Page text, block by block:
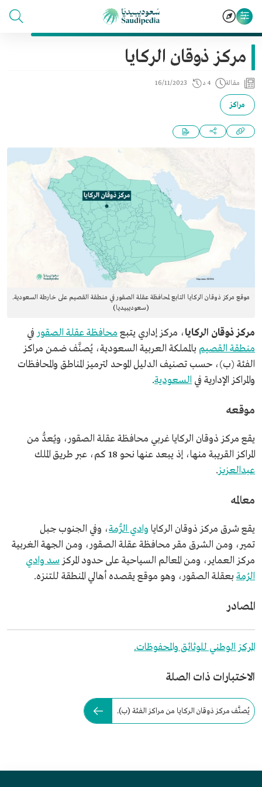
مركز ذوقان الركايا
مقالة 4 د 16/11/2023
مراكز
موقع مركز ذوقان الركايا التابع لمحافظة عقلة الصقور في منطقة القصيم على خارطة السعودية.
(سعوديبيديا)
مركز ذوقان الركايا، مركز إداري يتبع محافظة عقلة الصقور في
منطقة القصيم بالمملكة العربية السعودية، يُصنَّف ضمن مراكز
الفئة (ب)، حسب تصنيف الدليل الموحد لترميز المناطق والمحافظات
والمراكز الإدارية في السعودية.
موقعه
يقع مركز ذوقان الركايا غربي محافظة عقلة الصقور، ويُعدُّ من
المراكز القريبة منها، إذ يبعد عنها نحو 18 كم، عبر طريق الملك
عبدالعزيز.
معالمه
يقع شرق مركز ذوقان الركايا وادي الرُّمة، وفي الجنوب جبل
تمير، ومن الشرق مقر محافظة عقلة الصقور، ومن الجهة الغربية
مركز العماير، ومن المعالم السياحية على حدود المركز سد وادي
الرُمة بعقلة الصقور، وهو موقع يقصده أهالي المنطقة للتنزه.
المصادر
المركز الوطني للوثائق والمحفوظات.
الاختبارات ذات الصلة
يُصنَّف مركز ذوقان الركايا من مراكز الفئة (ب).